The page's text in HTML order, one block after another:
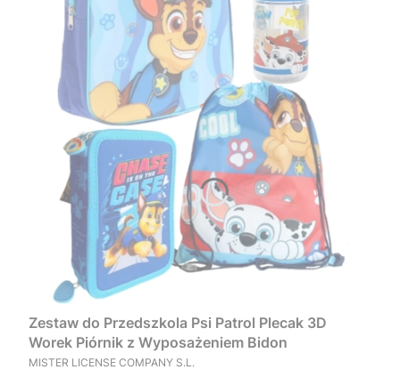
Zestaw do Przedszkola Psi Patrol Plecak 3D
Worek Piórnik z Wyposażeniem Bidon
PRODUCENT
MISTER LICENSE COMPANY S.L.